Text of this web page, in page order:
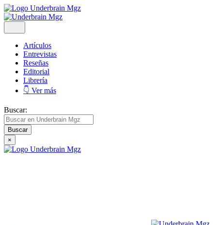
Artículos
Entrevistas
Reseñas
Editorial
Librería
👇 Ver más
Buscar:
×